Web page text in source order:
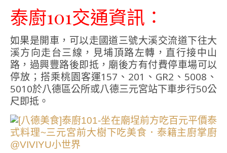
泰廚101交通資訊∶
如果是開車，可以走國道三號大溪交流道下往大
溪方向走台三線，見埔頂路左轉，直行接中山
路，過興豐路後即抵，廟後方有付費停車場可以
停放；搭乘桃園客運157、201、GR2、5008、
5010於八德區公所或八德三元宮站下車步行50公
尺即抵。